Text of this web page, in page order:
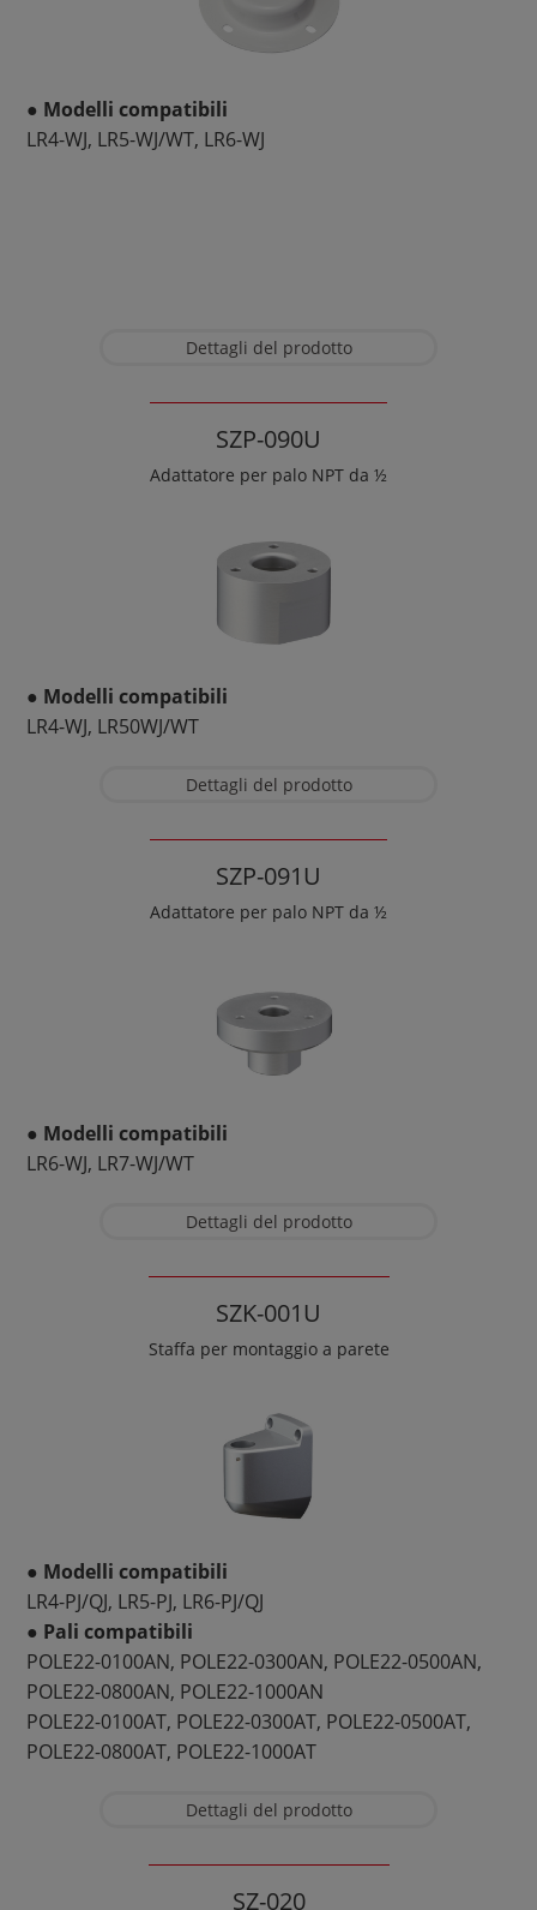
● Modelli compatibili
LR4-WJ, LR5-WJ/WT, LR6-WJ
Dettagli del prodotto
SZP-090U
Adattatore per palo NPT da ½
● Modelli compatibili
LR4-WJ, LR50WJ/WT
Dettagli del prodotto
SZP-091U
Adattatore per palo NPT da ½
● Modelli compatibili
LR6-WJ, LR7-WJ/WT
Dettagli del prodotto
SZK-001U
Staffa per montaggio a parete
● Modelli compatibili
LR4-PJ/QJ, LR5-PJ, LR6-PJ/QJ
● Pali compatibili
POLE22-0100AN, POLE22-0300AN, POLE22-0500AN,
POLE22-0800AN, POLE22-1000AN
POLE22-0100AT, POLE22-0300AT, POLE22-0500AT,
POLE22-0800AT, POLE22-1000AT
Dettagli del prodotto
SZ-020